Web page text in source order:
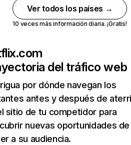
Ver todos los países →
10 veces más información diaria. ¡Gratis!
del tráfico web
por dónde navegan los
antes y después de
sitio de tu competidor para
nuevas oportunidades de
a su audiencia.